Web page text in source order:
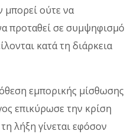
μπορεί ούτε να
προταθεί σε συμψηφισμό
κατά τη διάρκεια
εμπορικής μίσθωσης
επικύρωσε την κρίση
λήξη γίνεται εφόσον